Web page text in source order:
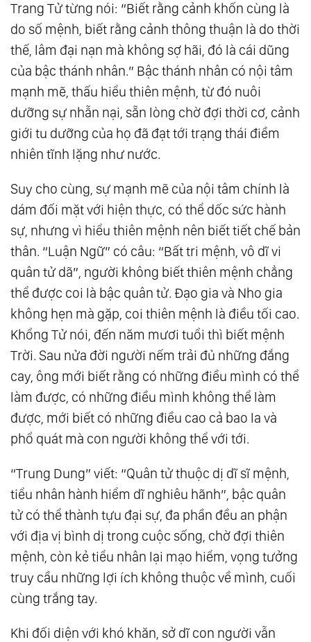
12.
Nếu Như Mọi Việc Đã Được Chuẩn Bị Sẵn
Thì Giá Trị Của Bạn Ở Đâu?
13.Bận Rộn Với Những Việc Nhỏ Nhặt Chính
Là Một Loại Thất Bại
21.Lĩnh Hội Được 5 Đạo Lý Này, Cuộc Đời Bạn
Sẽ Có Bước Ngoặt Lớn
41. Làm Người, Đừng Vì Chút Lợi Nhỏ Nhoi Mà
61. Đời Người Bao Nhiêu Việc Nhiễu Loạn
Nhân Tâm, Chỉ Buông Bỏ Mới Có Thể Thông
Suốt
81.Nhân Sinh Như Mộng Ảo, Ân Huệ Cần Báo
Đáp Nhất Định Phải Làm Tròn
101. 2 Câu Chuyện Về Lòng Tốt Chứng Minh
Rằng, Làm Việc Thiện Thì Không Cần Người
Khác Biết
121.Khi Bạn Quên Mất Mình Thật Sự Mạnh Mẽ
Thế Nào, Hãy Ghi Nhớ Những Điều Này
141.Học Người Xưa Cách Nói Chuyện Để Thu
Phục Lòng Người
Làm Người, Ngốc Một Chút Mới Là Hạnh
Phúc, Thông Minh Quá Chỉ Mệt Mỏi Thân
Mình
181. Đường Rộng Không Bằng Tâm Rộng,
Mệnh Tốt Không Bằng Tâm Tốt
197.Mỉm Cười Dưới Ánh Mặt Trời, Dũng Cảm
Vượt Qua Mưa Gió
Trang Tử từng nói: “Biết rằng cảnh khốn cùng là
do số mệnh, biết rằng cảnh thông thuận là do thời
thế, lâm đại nạn mà không sợ hãi, đó là cái dũng
của bậc thánh nhân.” Bậc thánh nhân có nội tâm
mạnh mẽ, thấu hiểu thiên mệnh, từ đó nuôi
dưỡng sự nhẫn nại, sẵn lòng chờ đợi thời cơ, cảnh
giới tu dưỡng của họ đã đạt tới trạng thái điềm
nhiên tĩnh lặng như nước.
Suy cho cùng, sự mạnh mẽ của nội tâm chính là
dám đối mặt với hiện thực, có thể dốc sức hành
sự, nhưng vì hiểu thiên mệnh nên biết tiết chế bản
thân. “Luận Ngữ” có câu: “Bất tri mệnh, vô dĩ vi
quân tử dã”, người không biết thiên mệnh chẳng
thể được coi là bậc quân tử. Đạo gia và Nho gia
không hẹn mà gặp, coi thiên mệnh là điều tối cao.
Khổng Tử nói, đến năm mươi tuổi thì biết mệnh
Trời. Sau nửa đời người nếm trải đủ những đắng
cay, ông mới biết rằng có những điều mình có thể
làm được, có những điều mình không thể làm
được, mới biết có những điều cao cả bao la và
phổ quát mà con người không thể với tới.
“Trung Dung” viết: “Quân tử thuộc dị dĩ sĩ mệnh,
tiểu nhân hành hiểm dĩ nghiêu hãnh”, bậc quân
tử có thể thành tựu đại sự, đa phần đều an phận
với địa vị bình dị trong cuộc sống, chờ đợi thiên
mệnh, còn kẻ tiểu nhân lại mạo hiểm, vọng tưởng
truy cầu những lợi ích không thuộc về mình, cuối
cùng trắng tay.
Khi đối diện với khó khăn, sở dĩ con người vẫn